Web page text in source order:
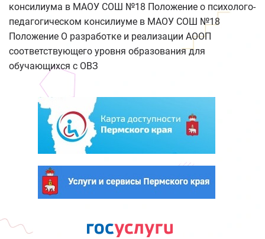
консилиума в МАОУ СОШ №18 Положение о психолого-
педагогическом консилиуме в МАОУ СОШ №18
Положение О разработке и реализации АООП
соответствующего уровня образования для
обучающихся с ОВЗ